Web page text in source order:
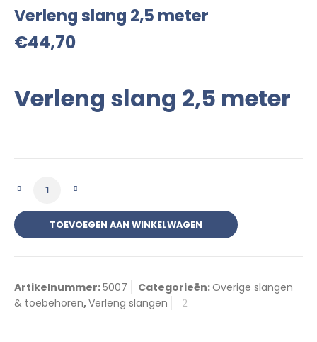
Verleng slang 2,5 meter
€44,70
Verleng slang 2,5 meter
Verleng slang 2,5 meter aantal
TOEVOEGEN AAN WINKELWAGEN
Artikelnummer:5007 Categorieën:Overige slangen
& toebehoren,Verleng slangen